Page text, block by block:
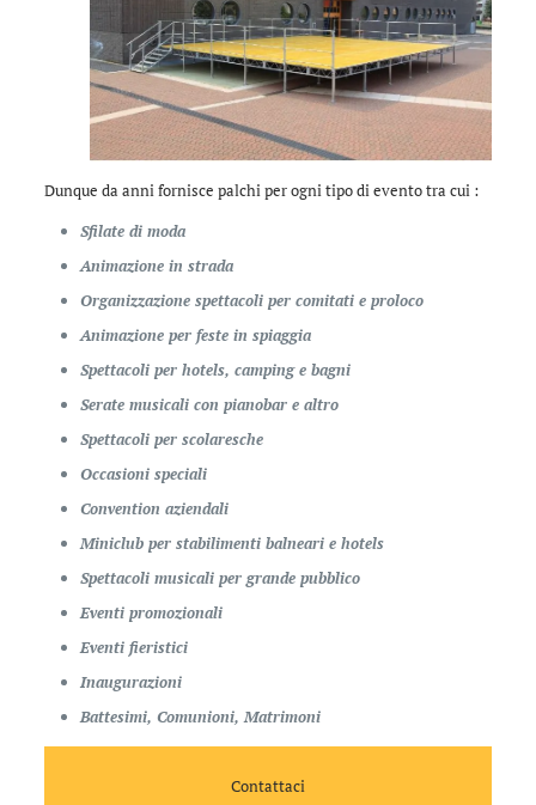
Dunque da anni fornisce palchi per ogni tipo di evento tra cui :
Sfilate di moda
Animazione in strada
Organizzazione spettacoli per comitati e proloco
Animazione per feste in spiaggia
Spettacoli per hotels, camping e bagni
Serate musicali con pianobar e altro
Spettacoli per scolaresche
Occasioni speciali
Convention aziendali
Miniclub per stabilimenti balneari e hotels
Spettacoli musicali per grande pubblico
Eventi promozionali
Eventi fieristici
Inaugurazioni
Battesimi, Comunioni, Matrimoni
Contattaci